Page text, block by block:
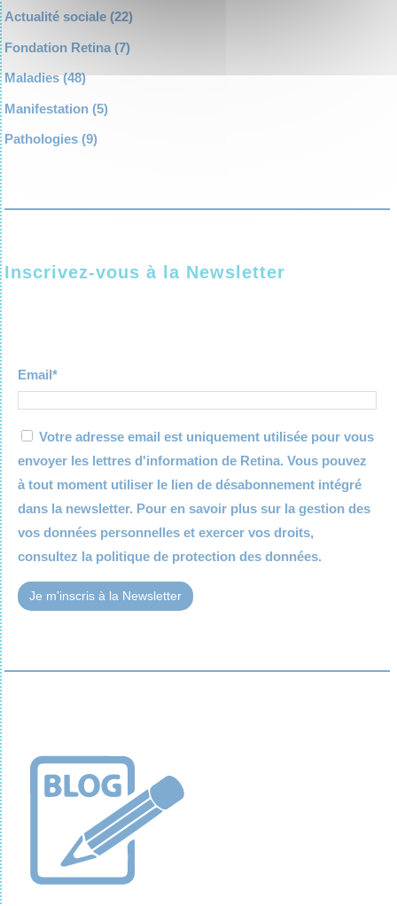
Actualité sociale (22)
Fondation Retina (7)
Maladies (48)
Manifestation (5)
Pathologies (9)
Inscrivez-vous à la Newsletter
Email*
Votre adresse email est uniquement utilisée pour vous
envoyer les lettres d'information de Retina. Vous pouvez
à tout moment utiliser le lien de désabonnement intégré
dans la newsletter. Pour en savoir plus sur la gestion des
vos données personnelles et exercer vos droits,
consultez la politique de protection des données.